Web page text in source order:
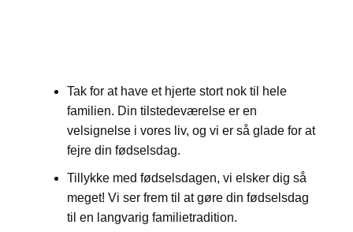
Tak for at have et hjerte stort nok til hele
familien. Din tilstedeværelse er en
velsignelse i vores liv, og vi er så glade for at
fejre din fødselsdag.
Tillykke med fødselsdagen, vi elsker dig så
meget! Vi ser frem til at gøre din fødselsdag
til en langvarig familietradition.